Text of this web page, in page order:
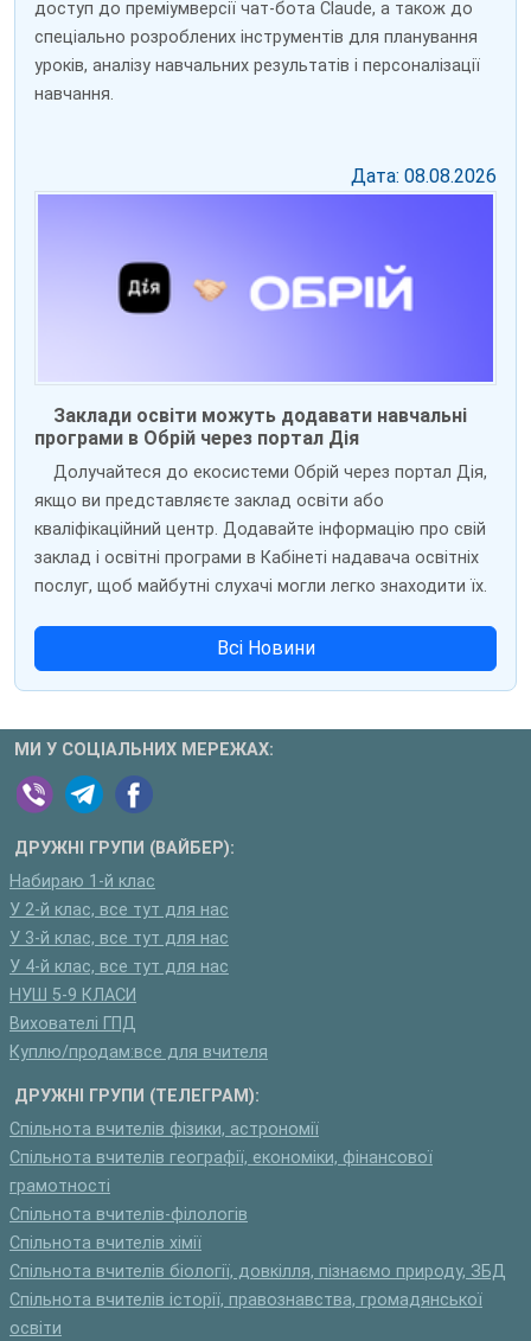
доступ до преміумверсії чат-бота Claude, а також до
спеціально розроблених інструментів для планування
уроків, аналізу навчальних результатів і персоналізації
навчання.
Дата: 08.08.2026
Заклади освіти можуть додавати навчальні
програми в Обрій через портал Дія
Долучайтеся до екосистеми Обрій через портал Дія,
якщо ви представляєте заклад освіти або
кваліфікаційний центр. Додавайте інформацію про свій
заклад і освітні програми в Кабінеті надавача освітніх
послуг, щоб майбутні слухачі могли легко знаходити їх.
Всі Новини
МИ У СОЦІАЛЬНИХ МЕРЕЖАХ:
ДРУЖНІ ГРУПИ (ВАЙБЕР):
Набираю 1-й клас
У 2-й клас, все тут для нас
У 3-й клас, все тут для нас
У 4-й клас, все тут для нас
НУШ 5-9 КЛАСИ
Вихователі ГПД
Куплю/продам:все для вчителя
ДРУЖНІ ГРУПИ (ТЕЛЕГРАМ):
Спільнота вчителів фізики, астрономії
Спільнота вчителів географії, економіки, фінансової
грамотності
Спільнота вчителів-філологів
Спільнота вчителів хімії
Спільнота вчителів біології, довкілля, пізнаємо природу, ЗБД
Спільнота вчителів історії, правознавства, громадянської
освіти